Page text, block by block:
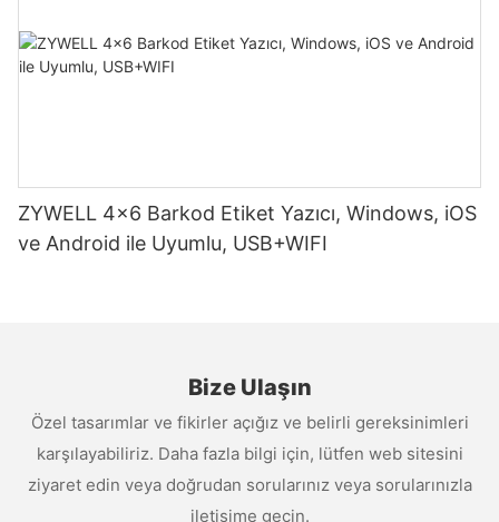
ZYWELL 4x6 Barkod Etiket Yazıcı, Windows, iOS
ve Android ile Uyumlu, USB+WIFI
Bize Ulaşın
Özel tasarımlar ve fikirler açığız ve belirli gereksinimleri
karşılayabiliriz. Daha fazla bilgi için, lütfen web sitesini
ziyaret edin veya doğrudan sorularınız veya sorularınızla
iletişime geçin.